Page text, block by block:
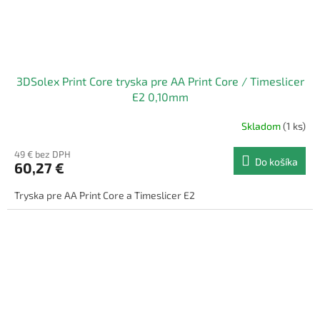
3DSolex Print Core tryska pre AA Print Core / Timeslicer
E2 0,10mm
Skladom(1 ks)
49 € bez DPH
60,27 € Do košíka
Tryska pre AA Print Core a Timeslicer E2